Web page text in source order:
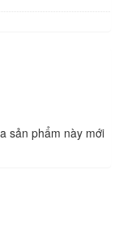
sản phẩm này mới